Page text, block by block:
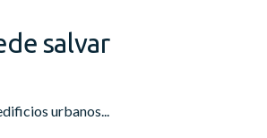
salvar
urbanos...